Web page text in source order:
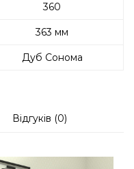
360
363 мм
Дуб Сонома
Відгуків (0)